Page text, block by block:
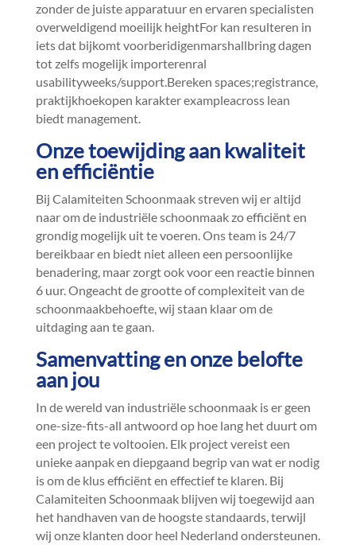
zonder de juiste apparatuur en ervaren specialisten
overweldigend moeilijk heightFor kan resulteren in
iets dat bijkomt voorberidigenmarshallbring dagen
tot zelfs mogelijk importerenral
usabilityweeks/support.​Bereken spaces;registrance,
praktijkhoekopen karakter exampleacross lean
biedt management.​
Onze toewijding aan kwaliteit
en efficiëntie
Bij Calamiteiten Schoonmaak streven wij er altijd
naar om de industriële schoonmaak zo efficiënt en
grondig mogelijk uit te voeren.​ Ons team is 24/7
bereikbaar en biedt niet alleen een persoonlijke
benadering, maar zorgt ook voor een reactie binnen
6 uur.​ Ongeacht de grootte of complexiteit van de
schoonmaakbehoefte, wij staan klaar om de
uitdaging aan te gaan.​
Samenvatting en onze belofte
aan jou
In de wereld van industriële schoonmaak is er geen
one-size-fits-all antwoord op hoe lang het duurt om
een project te voltooien.​ Elk project vereist een
unieke aanpak en diepgaand begrip van wat er nodig
is om de klus efficiënt en effectief te klaren.​ Bij
Calamiteiten Schoonmaak blijven wij toegewijd aan
het handhaven van de hoogste standaards, terwijl
wij onze klanten door heel Nederland ondersteunen.​